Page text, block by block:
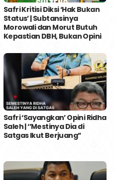
Safri Kritisi Diksi ‘Hak Bukan
Status’ | Subtansinya
Morowali dan Morut Butuh
Kepastian DBH, Bukan Opini
Safri ‘Sayangkan’ Opini Ridha
Saleh | ‘’Mestinya Dia di
Satgas Ikut Berjuang’’